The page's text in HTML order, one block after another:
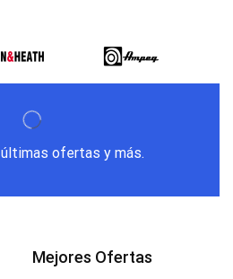
ofertas y más.
Mejores Ofertas